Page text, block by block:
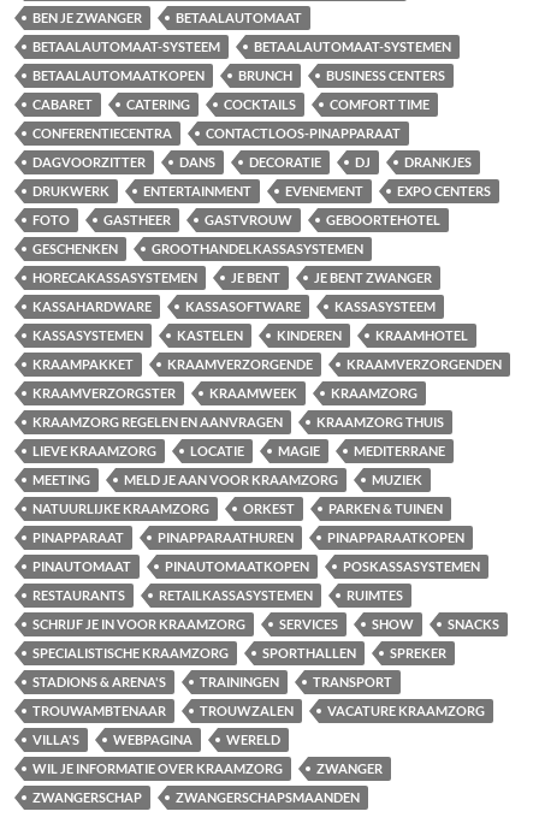
BEN JE ZWANGER
BETAALAUTOMAAT
BETAALAUTOMAAT-SYSTEEM
BETAALAUTOMAAT-SYSTEMEN
BETAALAUTOMAATKOPEN
BRUNCH
BUSINESS CENTERS
CABARET
CATERING COCKTAILS
COMFORT TIME
CONFERENTIECENTRA
CONTACTLOOS-PINAPPARAAT
DAGVOORZITTER
DANS DECORATIE DJ
DRANKJES
DRUKWERK
ENTERTAINMENT EVENEMENT
EXPO CENTERS
FOTO
GASTHEER GASTVROUW
GEBOORTEHOTEL
GESCHENKEN
GROOTHANDELKASSASYSTEMEN
HORECAKASSASYSTEMEN
JE BENT
JE BENT ZWANGER
KASSAHARDWARE
KASSASOFTWARE
KASSASYSTEEM
KASSASYSTEMEN
KASTELEN KINDEREN
KRAAMHOTEL
KRAAMPAKKET
KRAAMVERZORGENDE
KRAAMVERZORGENDEN
KRAAMVERZORGSTER
KRAAMWEEK
KRAAMZORG
KRAAMZORG REGELEN EN AANVRAGEN
KRAAMZORG THUIS
LIEVE KRAAMZORG
LOCATIE MAGIE
MEDITERRANE
MEETING
MELD JE AAN VOOR KRAAMZORG
MUZIEK
NATUURLIJKE KRAAMZORG
ORKEST
PARKEN & TUINEN
PINAPPARAAT
PINAPPARAATHUREN
PINAPPARAATKOPEN
PINAUTOMAAT
PINAUTOMAATKOPEN
POSKASSASYSTEMEN
RESTAURANTS
RETAILKASSASYSTEMEN
RUIMTES
SCHRIJF JE IN VOOR KRAAMZORG
SERVICES SHOW
SNACKS
SPECIALISTISCHE KRAAMZORG
SPORTHALLEN
SPREKER
STADIONS & ARENA'S
TRAININGEN
TRANSPORT
TROUWAMBTENAAR
TROUWZALEN
VACATURE KRAAMZORG
VILLA'S
WEBPAGINA
WERELD
WIL JE INFORMATIE OVER KRAAMZORG
ZWANGER
ZWANGERSCHAP
ZWANGERSCHAPSMAANDEN